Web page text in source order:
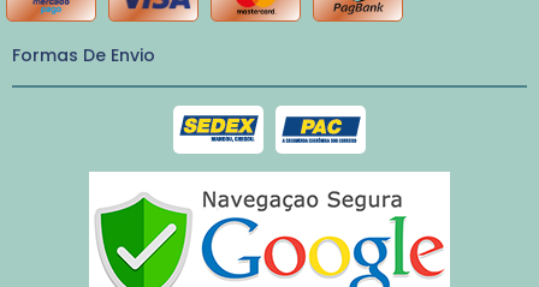
Formas De Envio